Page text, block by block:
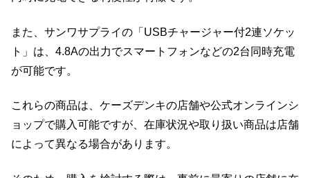
また、サンワサプライの「USBチャージャー付2連ソケッ
ト」は、4.8Aの出力でスマートフォンなどの2台同時充電
が可能です。
これらの商品は、ケーズデンキの店舗や公式オンラインシ
ョップで購入可能ですが、在庫状況や取り扱い商品は店舗
によって異なる場合があります。